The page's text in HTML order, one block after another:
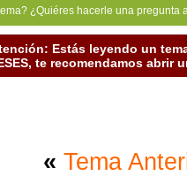
¿Quiéres hacerle una
Estás leyendo un
te recomendamos abrir
« Tema